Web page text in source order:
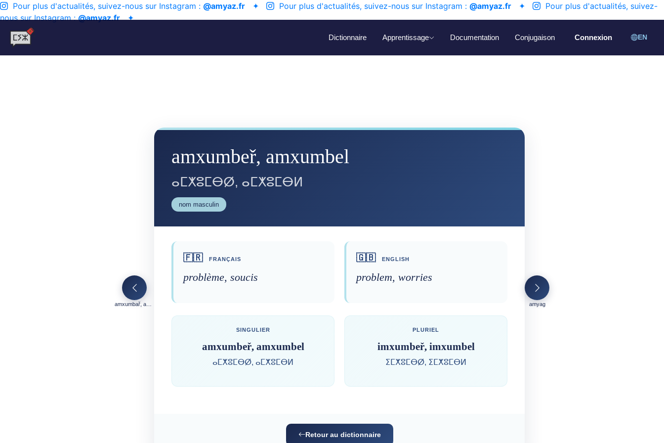
Pour plus d'actualités, suivez-nous sur Instagram : @amyaz.fr ✦ Pour plus d'actualités, suivez-nous sur Instagram : @amyaz.fr ✦
Pour plus d'actualités, suivez-
nous sur Instagram :@amyaz.fr✦
Dictionnaire Apprentissage Documentation Conjugaison Connexion EN
amxumbeř, amxumbel
ⴰⵎⵅⵓⵎⴱⵁ, ⴰⵎⵅⵓⵎⴱⵍ
nom masculin
🇫🇷 FRANÇAIS
problème, soucis
🇬🇧 ENGLISH
problem, worries
SINGULIER
amxumbeř, amxumbel
ⴰⵎⵅⵓⵎⴱⵁ, ⴰⵎⵅⵓⵎⴱⵍ
PLURIEL
imxumbeř, imxumbel
ⵉⵎⵅⵓⵎⴱⵁ, ⵉⵎⵅⵓⵎⴱⵍ
Retour au dictionnaire
amyag